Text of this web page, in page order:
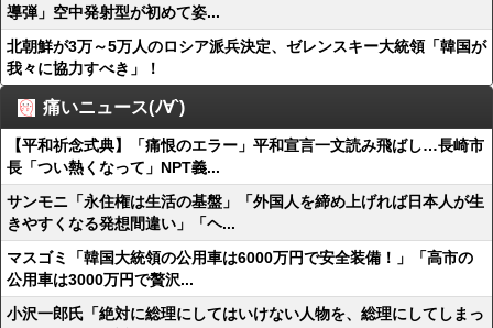
導弾」空中発射型が初めて姿...
北朝鮮が3万～5万人のロシア派兵決定、ゼレンスキー大統領「韓国が
我々に協力すべき」！
痛いニュース(ﾉ∀`)
【平和祈念式典】「痛恨のエラー」平和宣言一文読み飛ばし…長崎市
長「つい熱くなって」NPT義...
サンモニ「永住権は生活の基盤」「外国人を締め上げれば日本人が生
きやすくなる発想間違い」「ヘ...
マスゴミ「韓国大統領の公用車は6000万円で安全装備！」「高市の
公用車は3000万円で贅沢...
小沢一郎氏「絶対に総理にしてはいけない人物を、総理にしてしまっ